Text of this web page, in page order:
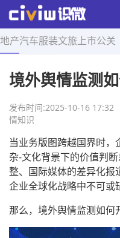
地产汽车服装文旅 上市公关
首页 > 舆情知识 > 正文
境外舆情监测
发布时间:2025-10-16 17:32
情知识
当业务版图跨越国界时，
杂-文化背景下的价值判
整、国际媒体的差异化报
企业全球化战略中不可或
那么，境外舆情监测如何